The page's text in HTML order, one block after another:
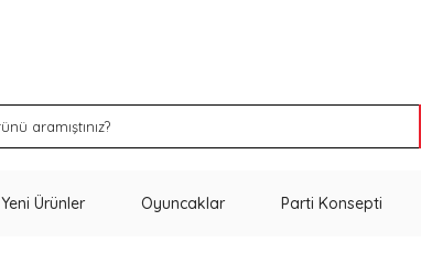
Yeni Ürünler Oyuncaklar Parti Konsepti